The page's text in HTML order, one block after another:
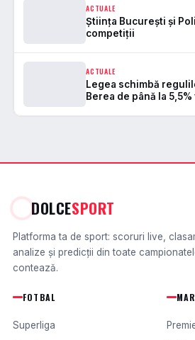
ACTUALE
Știința București și
competiții
ACTUALE
Legea schimbă
Berea de până la
DOLCESPORT
Platforma ta de sport: scoruri live,
analize și predicții din toate
contează.
FOTBAL
Superliga